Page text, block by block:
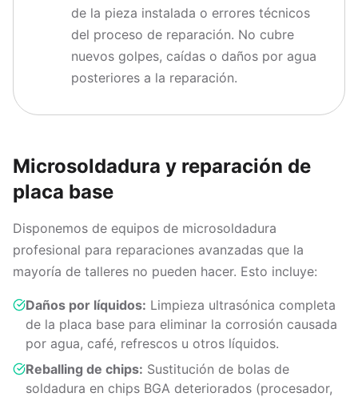
de la pieza instalada o errores técnicos
del proceso de reparación. No cubre
nuevos golpes, caídas o daños por agua
posteriores a la reparación.
Microsoldadura y reparación de
placa base
Disponemos de equipos de microsoldadura
profesional para reparaciones avanzadas que la
mayoría de talleres no pueden hacer. Esto incluye:
Daños por líquidos: Limpieza ultrasónica completa
de la placa base para eliminar la corrosión causada
por agua, café, refrescos u otros líquidos.
Reballing de chips: Sustitución de bolas de
soldadura en chips BGA deteriorados (procesador,